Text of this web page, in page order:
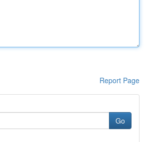
Report Page
Go